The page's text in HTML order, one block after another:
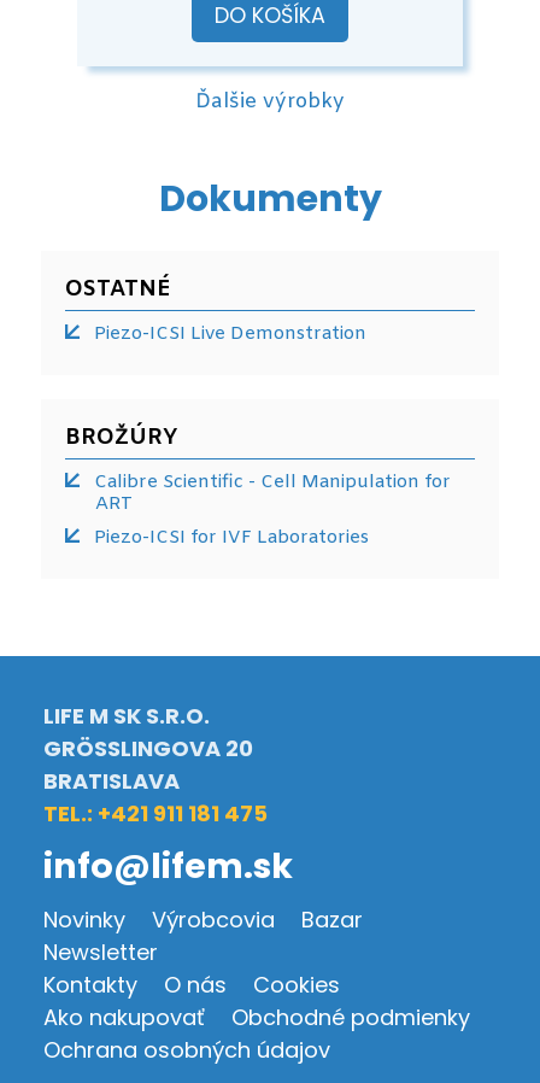
DO KOŠÍKA
Ďalšie výrobky
Dokumenty
OSTATNÉ
Piezo-ICSI Live Demonstration
BROŽÚRY
Calibre Scientific - Cell Manipulation for
ART
Piezo-ICSI for IVF Laboratories
LIFE M SK S.R.O.
GRÖSSLINGOVA 20
BRATISLAVA
TEL.: +421 911 181 475
info@lifem.sk
Novinky Výrobcovia
Bazar
Newsletter
Kontakty
O nás
Cookies
Ako nakupovať
Obchodné podmienky
Ochrana osobných údajov